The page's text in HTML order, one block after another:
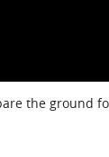
the ground